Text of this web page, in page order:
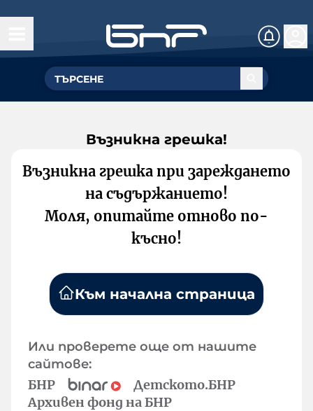
Възникна грешка!
Възникна грешка при зареждането
на съдържанието!
Моля, опитайте отново по-
късно!
Към начална страница
Или проверете още от нашите
сайтове:
БНР
Детското.БНР
Архивен фонд на БНР